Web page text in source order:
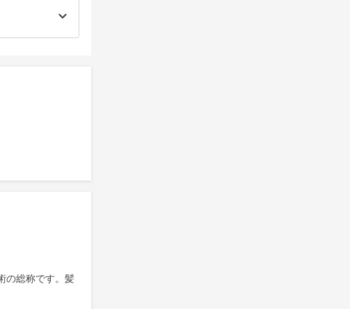
の総称です。髪